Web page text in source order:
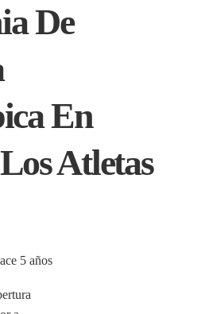
De
En
Atletas
5 años